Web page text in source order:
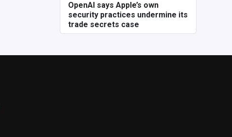
OpenAI says Apple’s own
security practices undermine its
trade secrets case